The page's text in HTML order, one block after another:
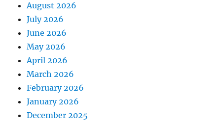
August 2026
July 2026
June 2026
May 2026
April 2026
March 2026
February 2026
January 2026
December 2025